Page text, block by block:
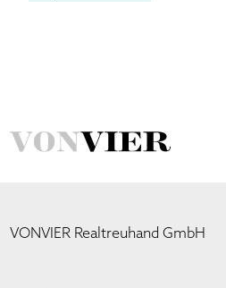
VONVIER Realtreuhand GmbH